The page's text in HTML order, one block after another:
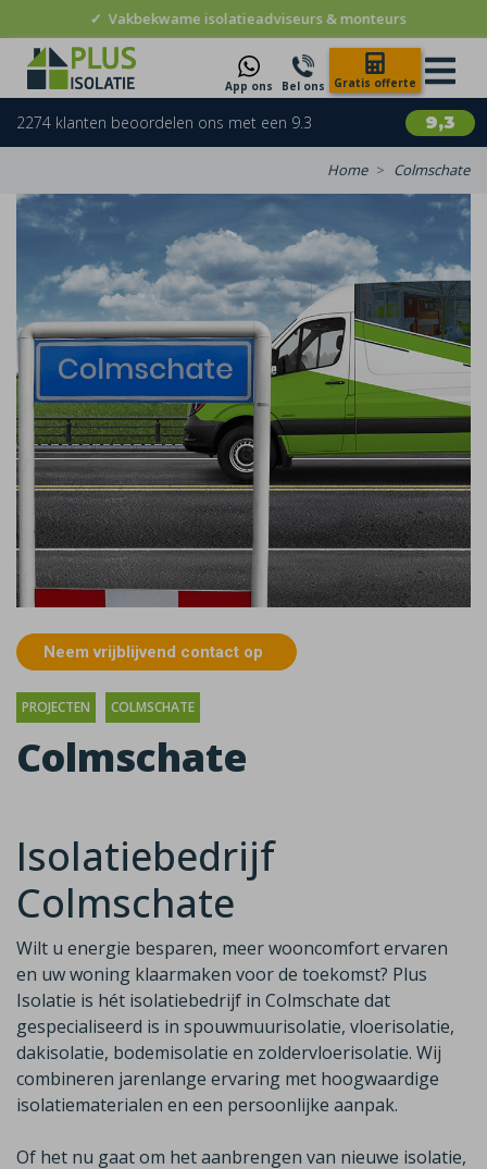
✓ Vakbekwame isolatieadviseurs & monteurs
App ons Bel ons Gratis offerte
9,3
2274 klanten beoordelen ons met een 9.3
Home Colmschate
Neem vrijblijvend contact op
PROJECTEN COLMSCHATE
Colmschate
Isolatiebedrijf
Colmschate
Wilt u energie besparen, meer wooncomfort ervaren
en uw woning klaarmaken voor de toekomst? Plus
Isolatie is hét isolatiebedrijf in Colmschate dat
gespecialiseerd is in spouwmuurisolatie, vloerisolatie,
dakisolatie, bodemisolatie en zoldervloerisolatie. Wij
combineren jarenlange ervaring met hoogwaardige
isolatiematerialen en een persoonlijke aanpak.
Of het nu gaat om het aanbrengen van nieuwe isolatie,